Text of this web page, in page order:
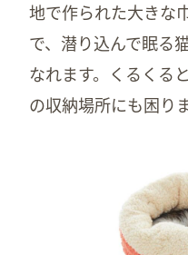
地で作られた大きな
で、潜り込んで眠る
なれます。くるくる
の収納場所にも困り